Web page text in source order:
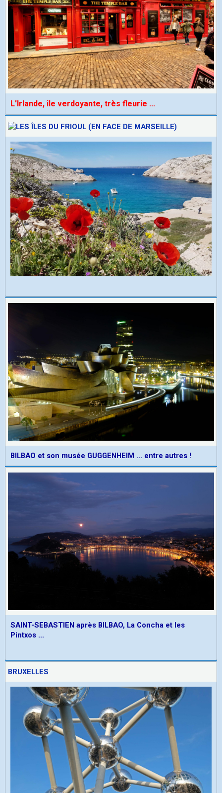
L'Irlande, île verdoyante, très fleurie ...
BILBAO et son musée GUGGENHEIM ... entre autres !
SAINT-SEBASTIEN après BILBAO, La Concha et les
Pintxos ...
BRUXELLES